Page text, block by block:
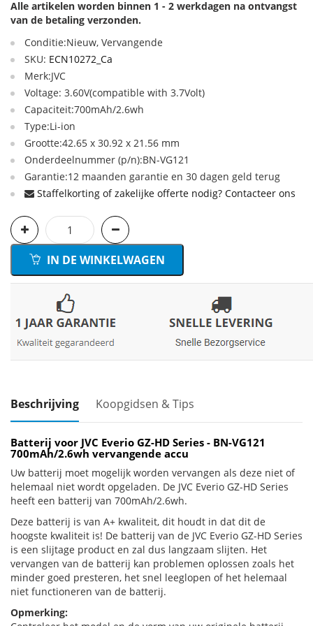
Alle artikelen worden binnen 1 - 2 werkdagen na ontvangst
van de betaling verzonden.
Conditie:Nieuw, Vervangende
SKU: ECN10272_Ca
Merk:JVC
Voltage: 3.60V(compatible with 3.7Volt)
Capaciteit:700mAh/2.6wh
Type:Li-ion
Grootte:42.65 x 30.92 x 21.56 mm
Onderdeelnummer (p/n):BN-VG121
Garantie:12 maanden garantie en 30 dagen geld terug
Staffelkorting of zakelijke offerte nodig? Contacteer ons
IN DE WINKELWAGEN
Beschrijving Koopgidsen & Tips
Batterij voor JVC Everio GZ-HD Series - BN-VG121
700mAh/2.6wh vervangende accu
Uw batterij moet mogelijk worden vervangen als deze niet of
helemaal niet wordt opgeladen. De JVC Everio GZ-HD Series
heeft een batterij van 700mAh/2.6wh.
Deze batterij is van A+ kwaliteit, dit houdt in dat dit de
hoogste kwaliteit is! De batterij van de JVC Everio GZ-HD Series
is een slijtage product en zal dus langzaam slijten. Het
vervangen van de batterij kan problemen oplossen zoals het
minder goed presteren, het snel leeglopen of het helemaal
niet functioneren van de batterij.
Opmerking: